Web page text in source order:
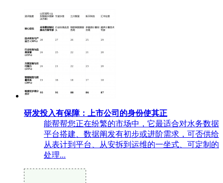
研发投入有保障：上市公司的身份使其正
能帮帮您正在纷繁的市场中，它最适合对水务数据
平台搭建、数据阐发有初步或进阶需求，可否供给
从表计到平台、从安拆到运维的一坐式、可定制的
处理...